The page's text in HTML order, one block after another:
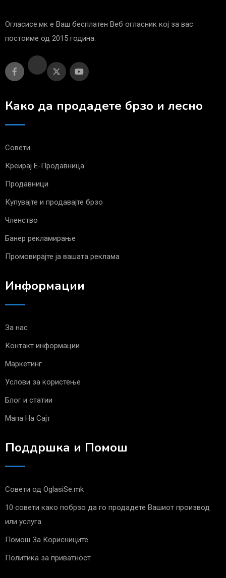
Огласисе.мк е Ваш бесплатен Веб огласник кој за вас
постоиме од 2015 година.
Како да продадете брзо и лесно
Совети
Креирај Е-Продавница
Продавници
Купувајте и продавајте брзо
Членство
Банер рекламирање
Промовирајте ја вашата реклама
Информации
За нас
Контакт информации
Маркетинг
Услови за користење
Блог и статии
Мапа На Сајт
Поддршка и Помош
Совети од OglasiSe.mk
10 совети како побрзо да го продадете Вашиот производ
или услуга
Помош За Корисниците
Политика за приватност